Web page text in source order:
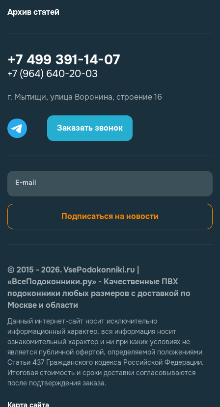
+7 499 391-14-07
+7 (964) 640-20-03
г. Мытищи, улица Воронина, строение 16
Заказать звонок
Архив статей
E-mail
Подписаться на новости
© 2015 - 2026. VsePodokonniki.ru |
«ВсеПодоконники.ру» - Качественные ПВХ
подоконники любых размеров с доставкой по
Москве и области
Данный интернет-сайт носит исключительно
информационный характер, вся информация носит
ознакомительный характер и ни при каких условиях не
является публичной офертой, определяемой положениями
Статьи 437 Гражданского кодекса Российской Федерации.
Итоговая стоимость и сроки доставки согласовываются
после подтверждения заказа.
Карта сайта